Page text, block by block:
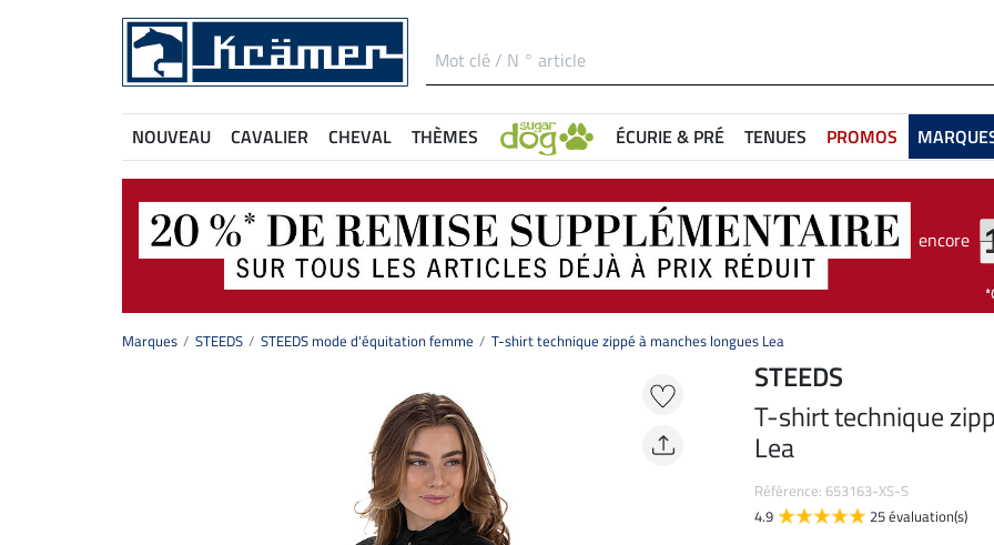
NOUVEAU CAVALIER CHEVAL THÈMES ÉCURIE & PRÉ TENUES PROMOS
encore
Marques STEEDS STEEDS mode d'équitation femme T-shirt technique zippé à manches longues Lea
STEEDS
T-shirt technique
Lea
Référence: 653163-XS-S
4.9
25 évaluation(s)